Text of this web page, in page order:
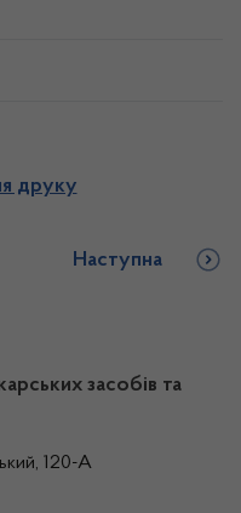
друку
Наступна
засобів та
120-А